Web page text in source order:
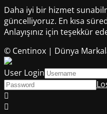
Daha iyi bir hizmet
güncelliyoruz. En kısa
Anlayışınız için teşekkür
© Centinox | Dünya
User Login